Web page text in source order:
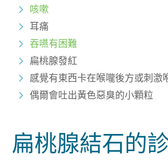
咳嗽
耳痛
吞嚥有困難
扁桃腺發紅
感覺有東西卡在喉嚨後方或刺激
偶爾會吐出黃色惡臭的小顆粒
扁桃腺結石的